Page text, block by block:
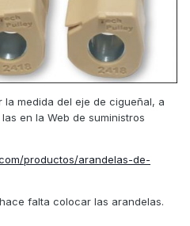
medida del eje de cigueñal, a
en la Web de suministros
productos/arandelas-de-
falta colocar las arandelas.